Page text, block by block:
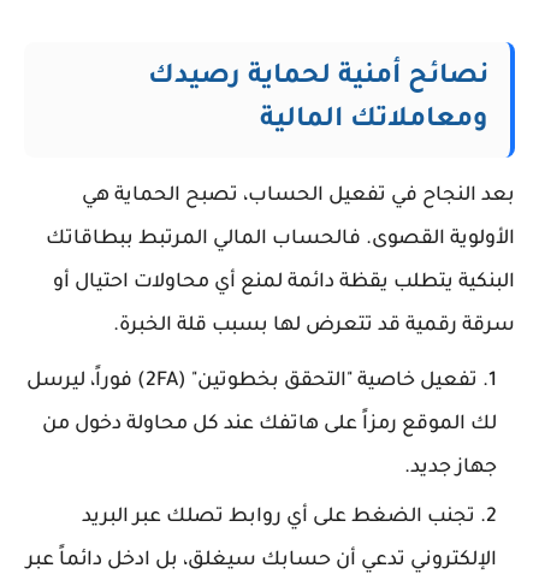
نصائح أمنية لحماية رصيدك
ومعاملاتك المالية
بعد النجاح في تفعيل الحساب، تصبح الحماية هي
الأولوية القصوى. فالحساب المالي المرتبط ببطاقاتك
البنكية يتطلب يقظة دائمة لمنع أي محاولات احتيال أو
سرقة رقمية قد تتعرض لها بسبب قلة الخبرة.
تفعيل خاصية "التحقق بخطوتين" (2FA) فوراً، ليرسل
لك الموقع رمزاً على هاتفك عند كل محاولة دخول من
جهاز جديد.
تجنب الضغط على أي روابط تصلك عبر البريد
الإلكتروني تدعي أن حسابك سيغلق، بل ادخل دائماً عبر